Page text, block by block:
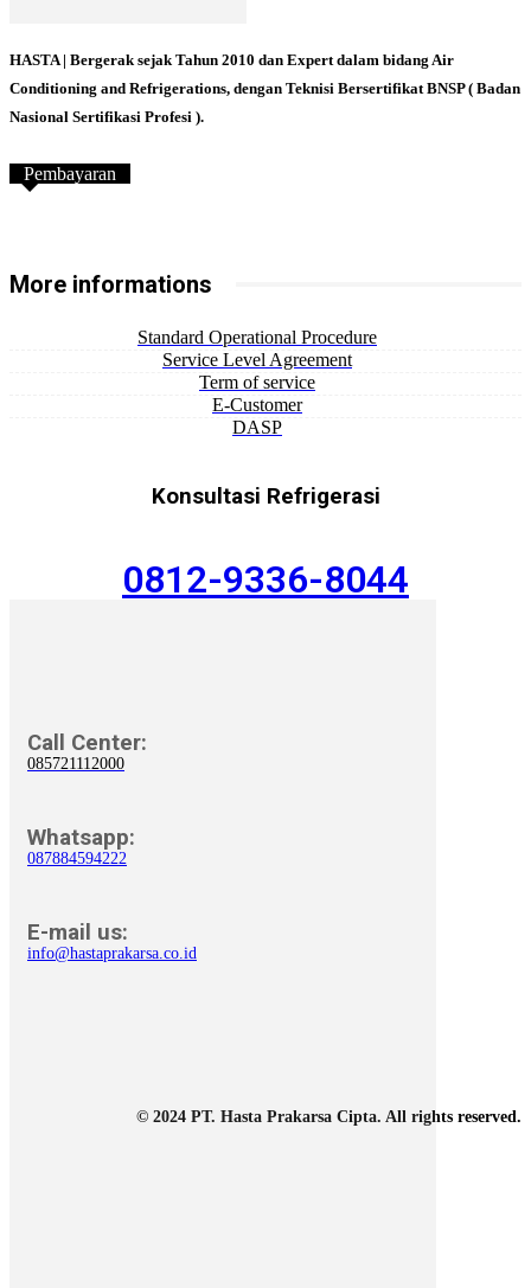
HASTA | Bergerak sejak Tahun 2010 dan Expert dalam bidang Air
Conditioning and Refrigerations, dengan Teknisi Bersertifikat BNSP ( Badan
Nasional Sertifikasi Profesi ).
Pembayaran
More informations
Standard Operational Procedure
Service Level Agreement
Term of service
E-Customer
DASP
Konsultasi Refrigerasi
0812-9336-8044
Call Center:
085721112000
Whatsapp:
087884594222
E-mail us:
info@hastaprakarsa.co.id
© 2024 PT. Hasta Prakarsa Cipta. All rights reserved.